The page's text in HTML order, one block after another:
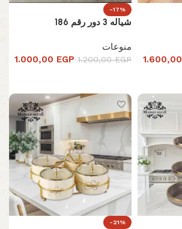
1.600,00
-17%
شياله 3 دور رقم 186
منوعات
1.200,00EGP
1.000,00 EGP
-21%